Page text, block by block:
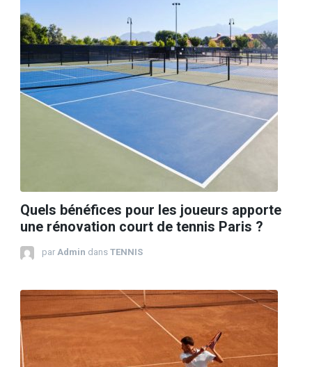
Quels bénéfices pour les joueurs apporte
une rénovation court de tennis Paris ?
par Admin dans TENNIS